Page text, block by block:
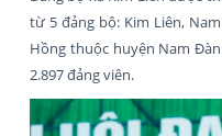
từ 5 đảng bộ: Kim Liên,
Hồng thuộc huyện Nam
2.897 đảng viên.